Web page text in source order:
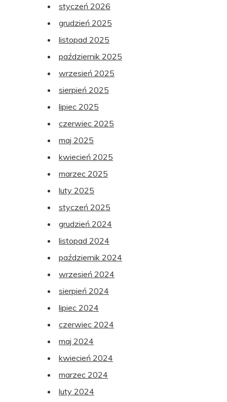
styczeń 2026
grudzień 2025
listopad 2025
październik 2025
wrzesień 2025
sierpień 2025
lipiec 2025
czerwiec 2025
maj 2025
kwiecień 2025
marzec 2025
luty 2025
styczeń 2025
grudzień 2024
listopad 2024
październik 2024
wrzesień 2024
sierpień 2024
lipiec 2024
czerwiec 2024
maj 2024
kwiecień 2024
marzec 2024
luty 2024